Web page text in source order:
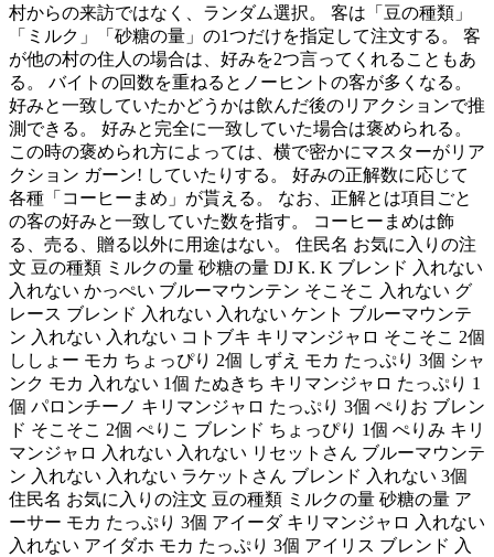
村からの来訪ではなく、ランダム選択。 客は「豆の種類」
「ミルク」「砂糖の量」の1つだけを指定して注文する。 客
が他の村の住人の場合は、好みを2つ言ってくれることもあ
る。 バイトの回数を重ねるとノーヒントの客が多くなる。
好みと一致していたかどうかは飲んだ後のリアクションで推
測できる。 好みと完全に一致していた場合は褒められる。
この時の褒められ方によっては、横で密かにマスターがリア
クション ガーン! していたりする。 好みの正解数に応じて
各種「コーヒーまめ」が貰える。 なお、正解とは項目ごと
の客の好みと一致していた数を指す。 コーヒーまめは飾
る、売る、贈る以外に用途はない。 住民名 お気に入りの注
文 豆の種類 ミルクの量 砂糖の量 DJ K. K ブレンド 入れない
入れない かっぺい ブルーマウンテン そこそこ 入れない グ
レース ブレンド 入れない 入れない ケント ブルーマウンテ
ン 入れない 入れない コトブキ キリマンジャロ そこそこ 2個
ししょー モカ ちょっぴり 2個 しずえ モカ たっぷり 3個 シャ
ンク モカ 入れない 1個 たぬきち キリマンジャロ たっぷり 1
個 パロンチーノ キリマンジャロ たっぷり 3個 ぺりお ブレン
ド そこそこ 2個 ぺりこ ブレンド ちょっぴり 1個 ぺりみ キリ
マンジャロ 入れない 入れない リセットさん ブルーマウンテ
ン 入れない 入れない ラケットさん ブレンド 入れない 3個
住民名 お気に入りの注文 豆の種類 ミルクの量 砂糖の量 ア
ーサー モカ たっぷり 3個 アイーダ キリマンジャロ 入れない
入れない アイダホ モカ たっぷり 3個 アイリス ブレンド 入